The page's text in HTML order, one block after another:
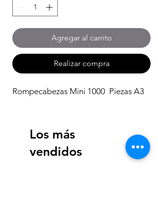
Agregar al carrito
Realizar compra
Rompecabezas Mini 1000 Piezas A3
Los más
vendidos